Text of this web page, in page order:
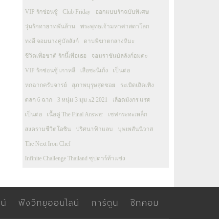
VIP รักซ่อนชู้ Club Friday ออกแบบรักฉบับพิเศษ
วุ่นรักทายาทพันล้าน พระพุทธเจ้ามหาศาสดาโลก
ทงอี จอมนางคู่บัลลังก์ ดาบพิฆาตกลางหิมะ
ชีวิตเพื่อชาติ รักนี้เพื่อเธอ จอมราชันบัลลังก์อมตะ
VIP รักซ่อนชู้ เกาหลี เสือชะนีเก้ง เป็นต่อ
หกฉากครับจารย์ สุภาพบุรุษสุดซอย ระเบิดเถิดเทิง
ตลก 6 ฉาก 3 หนุ่ม 3 มุม x2 2021 เลือดมังกร แรด
เป็นต่อ เนื้อคู่ The Final Answer เชฟกระทะเหล็ก
สงครามชีวิตโอชิน ปริศนาฟ้าแลบ บุพเพสันนิวาส
The Next Iron Chef
Infinite Challenge Thailand ซุปตาร์ท้าแข่ง
ฟังวิทยุออนไลน์ การ์ตูน ซิทคอม